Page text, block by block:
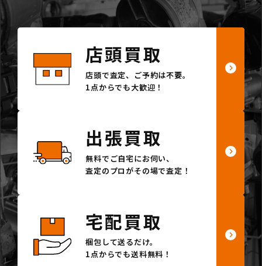
店頭買取
店頭で査定、ご予約は不要。
1点からでも大歓迎！
出張買取
無料でご自宅にお伺い、
査定のプロがその場で査定！
宅配買取
梱包して送るだけ。
1点からでも送料無料！